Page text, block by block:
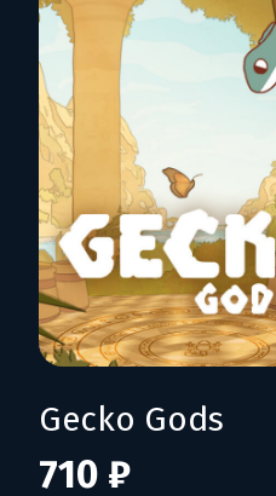
Gecko Gods
710 ₽